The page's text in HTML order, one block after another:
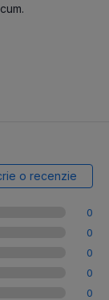
o recenzie
0
0
0
0
0